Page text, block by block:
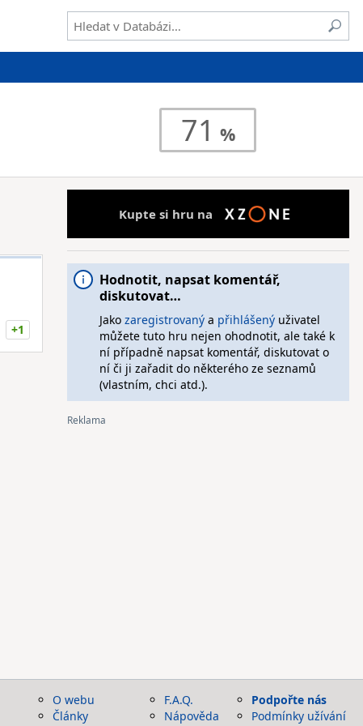
71
+1
Kupte si hru na
Hodnotit, napsat komentář,
diskutovat…
Jako zaregistrovanýa přihlášenýuživatel
můžete tuto hru nejen ohodnotit, ale také k
ní případně napsat komentář, diskutovat o
ní či ji zařadit do některého ze seznamů
(vlastním, chci atd.).
O webu
Články
F.A.Q.
Nápověda
Podpořte nás
Podmínky užívání